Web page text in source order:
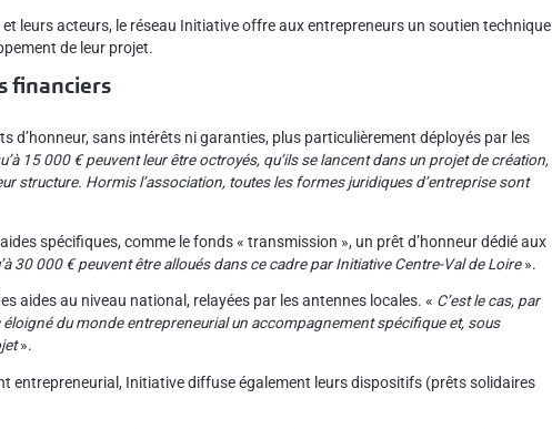
leurs acteurs, le réseau Initiative offre aux entrepreneurs un soutien technique
de leur projet.
financiers
d’honneur, sans intérêts ni garanties, plus particulièrement déployés par les
15 000 € peuvent leur être octroyés, qu’ils se lancent dans un projet de création,
structure. Hormis l’association, toutes les formes juridiques d’entreprise sont
spécifiques, comme le fonds « transmission », un prêt d’honneur dédié aux
30 000 € peuvent être alloués dans ce cadre par Initiative Centre-Val de Loire».
aides au niveau national, relayées par les antennes locales. « C’est le cas, par
du monde entrepreneurial un accompagnement spécifique et, sous
».
entrepreneurial, Initiative diffuse également leurs dispositifs (prêts solidaires